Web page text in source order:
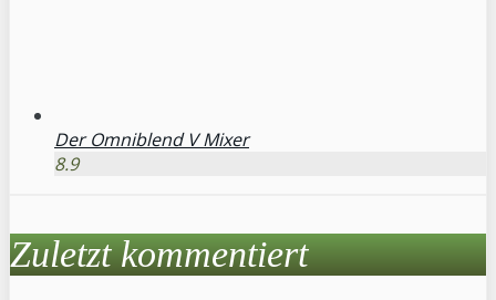
Der Omniblend V Mixer
8.9
Zuletzt kommentiert